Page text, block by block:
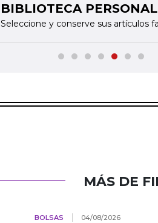
BIBLIOTECA PERSONAL
Seleccione y conserve sus artículos
MÁS DE
BOLSAS 04/08/2026